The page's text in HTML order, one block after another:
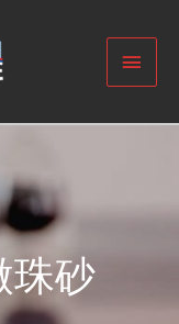
珠砂